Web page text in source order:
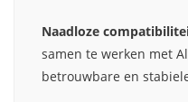
Naadloze
samen te werken met
betrouwbare en